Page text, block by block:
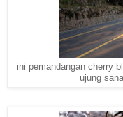
ini pemandangan cherry
ujung